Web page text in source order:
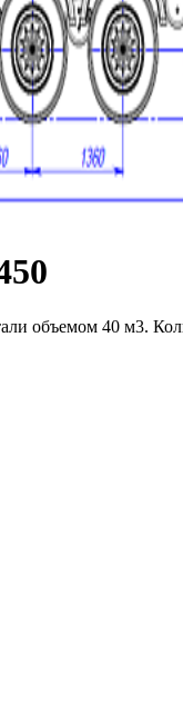
объемом 40 м3.